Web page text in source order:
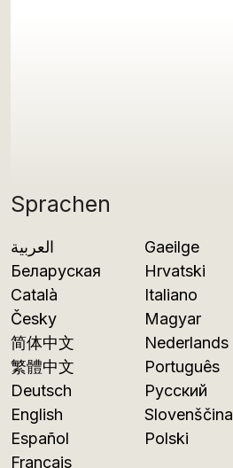
Sprachen
العربية
Беларуская
Català
Česky
简体中文
繁體中文
Deutsch
English
Español
Français
Gaeilge
Hrvatski
Italiano
Magyar
Nederlands
Português
Русский
Slovenščina
Polski